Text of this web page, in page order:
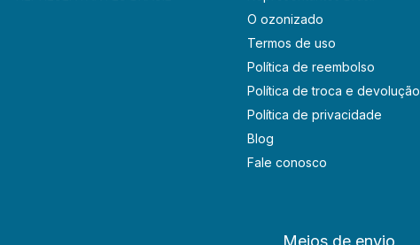
O ozonizado
Termos de uso
Política de reembolso
Política de troca e devolução
Política de privacidade
Blog
Fale conosco